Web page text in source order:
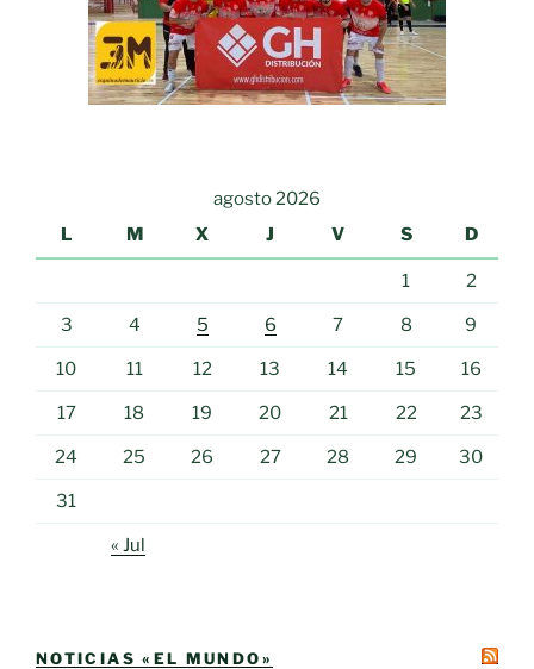
agosto 2026
L
M X J V S D
1 2
3 4 5 6 7 8 9
10 11 12 13 14 15 16
17 18 19 20 21 22 23
24 25 26 27 28 29 30
31
« Jul
NOTICIAS «EL MUNDO»